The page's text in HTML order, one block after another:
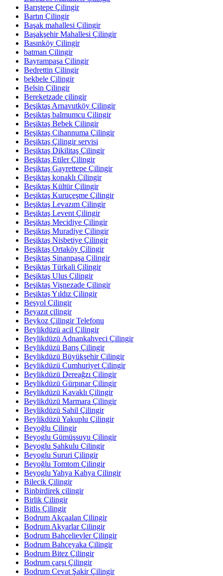
Barıştepe Çilingir
Bartın Çilingir
Başak mahallesi Çilingir
Başakşehir Mahallesi Çilingir
Basınköy Çilingir
batman Çilingir
Bayrampaşa Çilingir
Bedrettin Çilingir
bekbele Çilingir
Belsin Çilingir
Bereketzade çilingir
Beşiktaş Arnavutköy Çilingir
Beşiktaş balmumcu Çilingir
Beşiktaş Bebek Çilingir
Beşiktaş Cihannuma Çilingir
Beşiktaş Çilingir servisi
Beşiktaş Dikilitaş Çilingir
Beşiktaş Etiler Çilingir
Beşiktaş Gayrettepe Çilingir
Beşiktaş konaklı Çilingir
Beşiktaş Kültür Çilingir
Beşiktaş Kuruçeşme Çilingir
Beşiktaş Levazım Çilingir
Beşiktaş Levent Çilingir
Beşiktaş Mecidiye Çilingir
Beşiktaş Muradiye Çilingir
Beşiktaş Nisbetiye Çilingir
Beşiktaş Ortaköy Çilingir
Beşiktaş Sinanpaşa Çilingir
Beşiktaş Türkali Çilingir
Beşiktaş Ulus Çilingir
Beşiktaş Vişnezade Çilingir
Beşiktaş Yıldız Çilingir
Beşyol Çilingir
Beyazıt çilingir
Beykoz Çilingir Telefonu
Beylikdüzü acil Çilingir
Beylikdüzü Adnankahveci Çilingir
Beylikdüzü Barış Çilingir
Beylikdüzü Büyükşehir Çilingir
Beylikdüzü Cumhuriyet Çilingir
Beylikdüzü Dereağzı Çilingir
Beylikdüzü Gürpınar Çilingir
Beylikdüzü Kavaklı Çilingir
Beylikdüzü Marmara Çilingir
Beylikdüzü Sahil Çilingir
Beylikdüzü Yakuplu Çilingir
Beyoğlu Çilingir
Beyoglu Gümüşsuyu Çilingir
Beyoglu Şahkulu Çilingir
Beyoglu Sururi Çilingir
Beyoğlu Tomtom Çilingir
Beyoglu Yahya Kahya Çilingir
Bilecik Çilingir
Binbirdirek çilingir
Birlik Çilingir
Bitlis Çilingir
Bodrum Akçaalan Çilingir
Bodrum Akyarlar Çilingir
Bodrum Bahçelievler Çilingir
Bodrum Bahçeyaka Çilingir
Bodrum Bitez Çilingir
Bodrum çarşı Çilingir
Bodrum Cevat Şakir Çilingir